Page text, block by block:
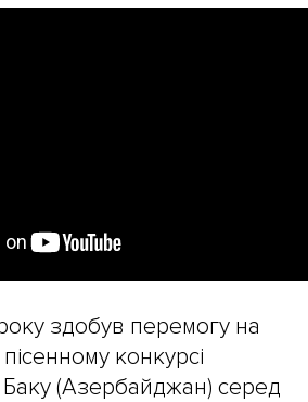
здобув перемогу на
конкурсі
Баку (Азербайджан) серед